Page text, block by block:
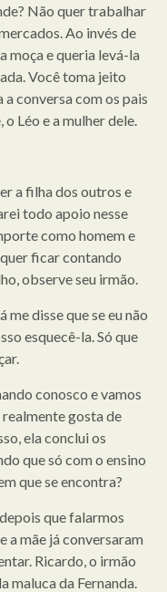
Não quer trabalhar
Ao invés de
moça e queria levá-la
Você toma jeito
conversa com os pais
Léo e a mulher dele.
a filha dos outros e
todo apoio nesse
como homem e
ficar contando
observe seu irmão.
disse que se eu não
esquecê-la. Só que
conosco e vamos
realmente gosta de
ela conclui os
que só com o ensino
que se encontra?
que falarmos
a mãe já conversaram
Ricardo, o irmão
maluca da Fernanda.